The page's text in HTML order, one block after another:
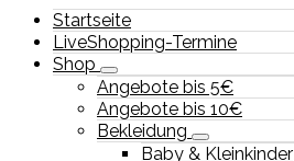
Startseite
LiveShopping-Termine
Shop
Angebote bis 5€
Angebote bis 10€
Bekleidung
Baby & Kleinkinder